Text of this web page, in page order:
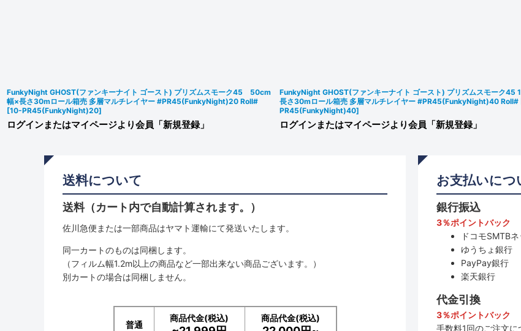
FunkyNight GHOST(ファンキーナイト ゴースト) プリズムスモーク45 50cm
幅×長さ30mロール箱売 多層マルチレイヤー #PR45(FunkyNight)20 Roll#
[10-PR45(FunkyNight)20]
ログインまたはマイページより会員「新規登録」
FunkyNight GHOST(ファンキーナイト ゴースト) プリズムスモーク45
長さ30mロール箱売 多層マルチレイヤー #PR45(FunkyNight)40 Roll#
PR45(FunkyNight)40]
ログインまたはマイページより会員「新規登録」
送料について
送料（カート内で自動計算されます。）
佐川急便または一部商品はヤマト運輸にて発送いたします。
同一カートのものは同梱します。
（フィルム幅1.2m以上の商品など一部出来ない商品ございます。）
別カートの場合は同梱しません。
普通
商品代金(税込) 商品代金(税込)
お支払いにつ
銀行振込
3％ポイントバック
ドコモSMTB
ゆうちょ銀行
PayPay銀行
楽天銀行
代金引換
3％ポイントバック
手数料1回のご注文